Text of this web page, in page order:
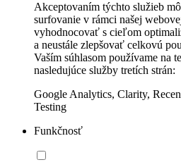
Akceptovaním týchto služieb
surfovanie v rámci našej
vyhodnocovať s cieľom
a neustále zlepšovať celkovú
Vaším súhlasom používame na
nasledujúce služby tretích strán:
Google Analytics, Clarity,
Testing
Funkčnosť